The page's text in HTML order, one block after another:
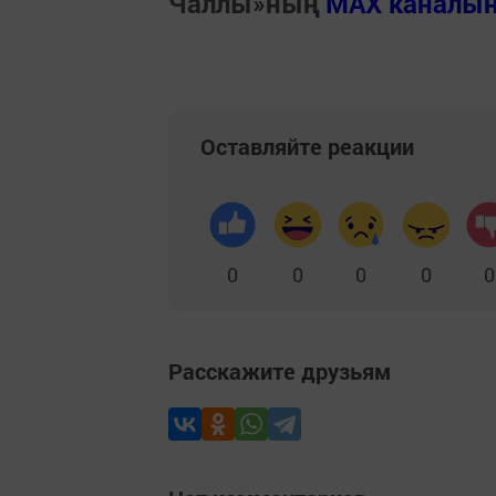
Оставляйте реакции
0 0 0 0 0
Расскажите друзьям